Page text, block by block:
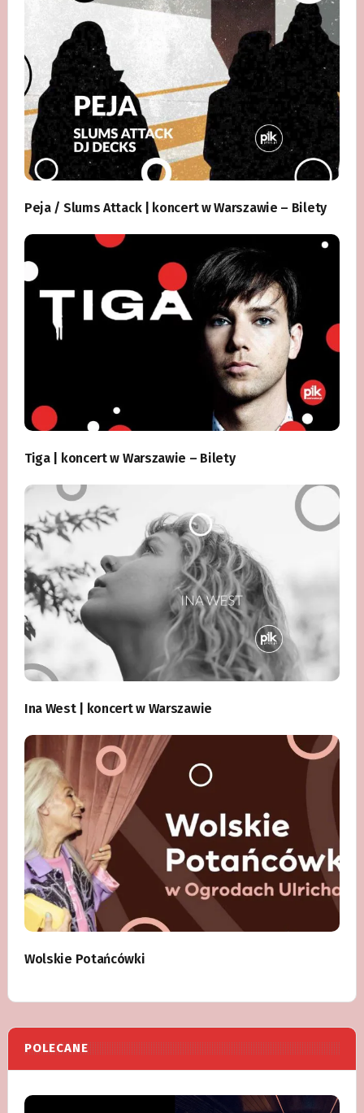
Peja / Slums Attack | koncert w Warszawie – Bilety
Tiga | koncert w Warszawie – Bilety
Ina West | koncert w Warszawie
Wolskie Potańcówki
POLECANE